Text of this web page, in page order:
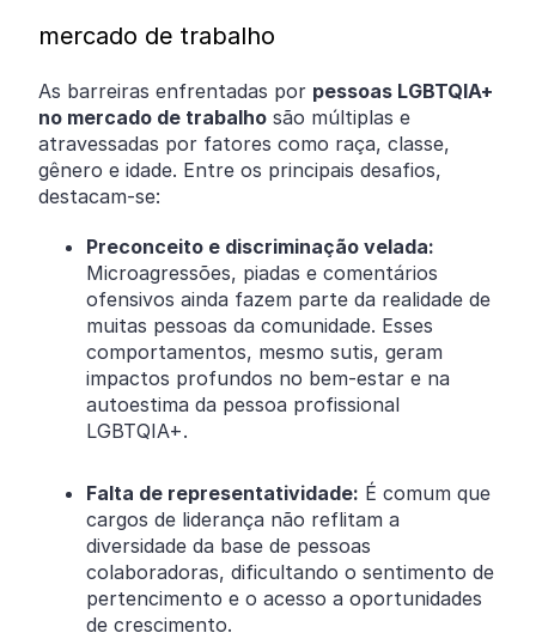
mercado de trabalho
As barreiras enfrentadas por pessoas LGBTQIA+
no mercado de trabalho são múltiplas e
atravessadas por fatores como raça, classe,
gênero e idade. Entre os principais desafios,
destacam-se:
Preconceito e discriminação velada:
Microagressões, piadas e comentários
ofensivos ainda fazem parte da realidade de
muitas pessoas da comunidade. Esses
comportamentos, mesmo sutis, geram
impactos profundos no bem-estar e na
autoestima da pessoa profissional
LGBTQIA+.
Falta de representatividade: É comum que
cargos de liderança não reflitam a
diversidade da base de pessoas
colaboradoras, dificultando o sentimento de
pertencimento e o acesso a oportunidades
de crescimento.